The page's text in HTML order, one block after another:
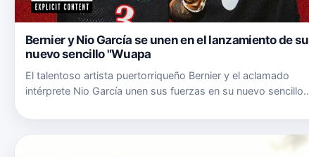
Bernier y Nio García se unen en el lanzamiento de su
nuevo sencillo "Wuapa
El talentoso artista puertorriqueño Bernier y el aclamado
intérprete Nio García unen sus fuerzas en su nuevo sencillo
poner a bailar a todos, bajo el sello disquero de AP Global